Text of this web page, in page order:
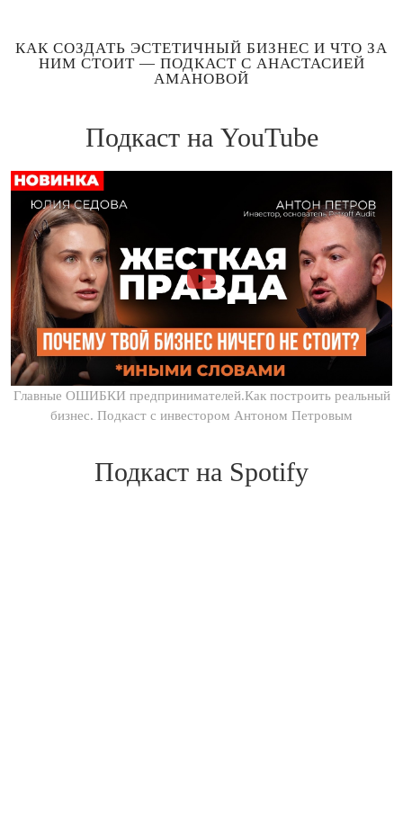
КАК СОЗДАТЬ ЭСТЕТИЧНЫЙ БИЗНЕС И ЧТО ЗА
НИМ СТОИТ — ПОДКАСТ С АНАСТАСИЕЙ
АМАНОВОЙ
Подкаст на YouTube
Главные ОШИБКИ предпринимателей.Как построить реальный
бизнес. Подкаст с инвестором Антоном Петровым
Подкаст на Spotify